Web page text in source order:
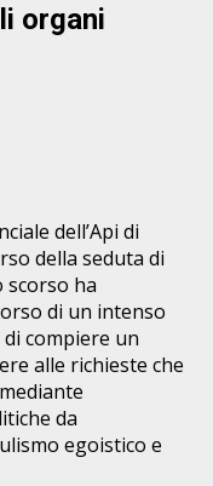
organi
dell’Api di
della seduta di
scorso ha
di un intenso
compiere un
alle richieste che
da
egoistico e